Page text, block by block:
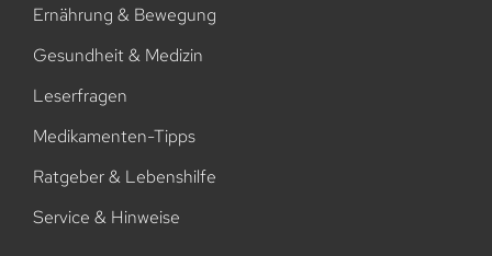
Ernährung & Bewegung
Gesundheit & Medizin
Leserfragen
Medikamenten-Tipps
Ratgeber & Lebenshilfe
Service & Hinweise